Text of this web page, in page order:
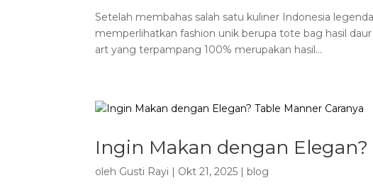
Setelah membahas salah satu kuliner Indonesia
memperlihatkan fashion unik berupa tote bag hasil
art yang terpampang 100% merupakan hasil...
Ingin Makan dengan Elegan?
oleh Gusti Rayi | Okt 21, 2025 | blog